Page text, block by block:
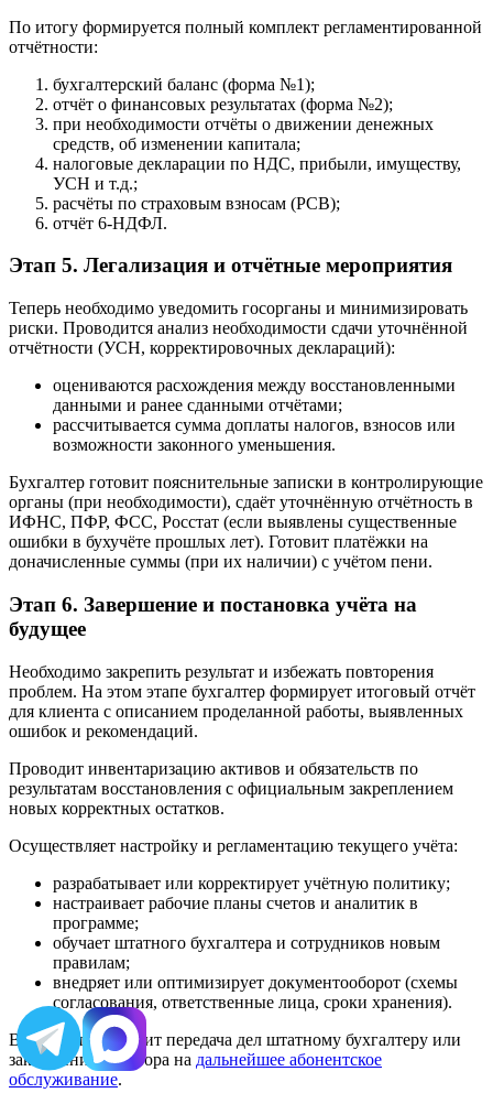
По итогу формируется полный комплект регламентированной
отчётности:
бухгалтерский баланс (форма №1);
отчёт о финансовых результатах (форма №2);
при необходимости отчёты о движении денежных
средств, об изменении капитала;
налоговые декларации по НДС, прибыли, имуществу,
УСН и т.д.;
расчёты по страховым взносам (РСВ);
отчёт 6-НДФЛ.
Этап 5. Легализация и отчётные мероприятия
Теперь необходимо уведомить госорганы и минимизировать
риски. Проводится анализ необходимости сдачи уточнённой
отчётности (УСН, корректировочных деклараций):
оцениваются расхождения между восстановленными
данными и ранее сданными отчётами;
рассчитывается сумма доплаты налогов, взносов или
возможности законного уменьшения.
Бухгалтер готовит пояснительные записки в контролирующие
органы (при необходимости), сдаёт уточнённую отчётность в
ИФНС, ПФР, ФСС, Росстат (если выявлены существенные
ошибки в бухучёте прошлых лет). Готовит платёжки на
доначисленные суммы (при их наличии) с учётом пени.
Этап 6. Завершение и постановка учёта на
будущее
Необходимо закрепить результат и избежать повторения
проблем. На этом этапе бухгалтер формирует итоговый отчёт
для клиента с описанием проделанной работы, выявленных
ошибок и рекомендаций.
Проводит инвентаризацию активов и обязательств по
результатам восстановления с официальным закреплением
новых корректных остатков.
Осуществляет настройку и регламентацию текущего учёта:
разрабатывает или корректирует учётную политику;
настраивает рабочие планы счетов и аналитик в
программе;
обучает штатного бухгалтера и сотрудников новым
правилам;
внедряет или оптимизирует документооборот (схемы
согласования, ответственные лица, сроки хранения).
В конце происходит передача дел штатному бухгалтеру или
заключение договора на дальнейшее абонентское
обслуживание.